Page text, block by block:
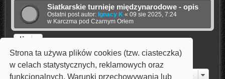
Strona ta używa plików cookies (tzw. ciasteczka)
w celach statystycznych, reklamowych oraz
funkcjonalnych. Warunki przechowywania lub
Siatkarskie turnieje międzynarodowe - opis
Ostatni post autor: Ignacy K « 09 sie 2025, 7:24
w Karczma pod Czarnym Orłem
Znaleziono 322 wyniki Strona 1z17
1 2 3 4 5 … 17 Następna
Przejdź do